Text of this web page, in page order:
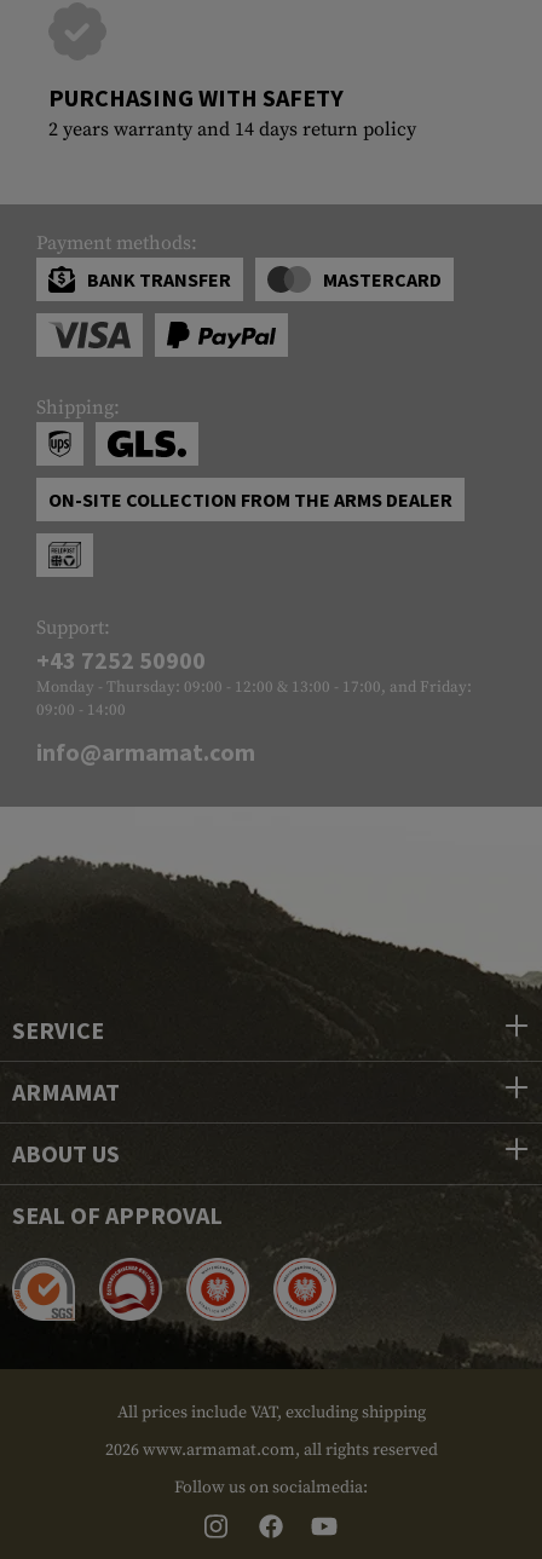
PURCHASING WITH SAFETY
2 years warranty and 14 days return policy
Payment methods:
BANK TRANSFER
MASTERCARD
Shipping:
ON-SITE COLLECTION FROM THE ARMS DEALER
Support:
+43 7252 50900
Monday - Thursday: 09:00 - 12:00 & 13:00 - 17:00, and Friday:
09:00 - 14:00
info@armamat.com
SERVICE
ARMAMAT
ABOUT US
SEAL OF APPROVAL
All prices include VAT, excluding shipping
2026 www.armamat.com, all rights reserved
Follow us on socialmedia: